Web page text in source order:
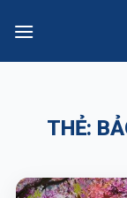
THẺ: